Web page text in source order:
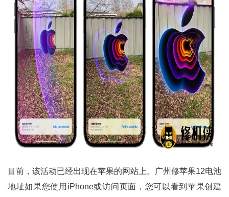
目前，该活动已经出现在苹果的网站上。广州修苹果12电池
地址如果您使用iPhone或访问页面，您可以看到苹果创建